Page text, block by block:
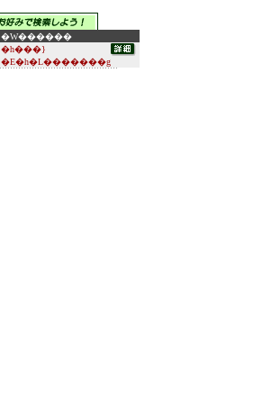
�W������
�h���}
�E�h�L�������g